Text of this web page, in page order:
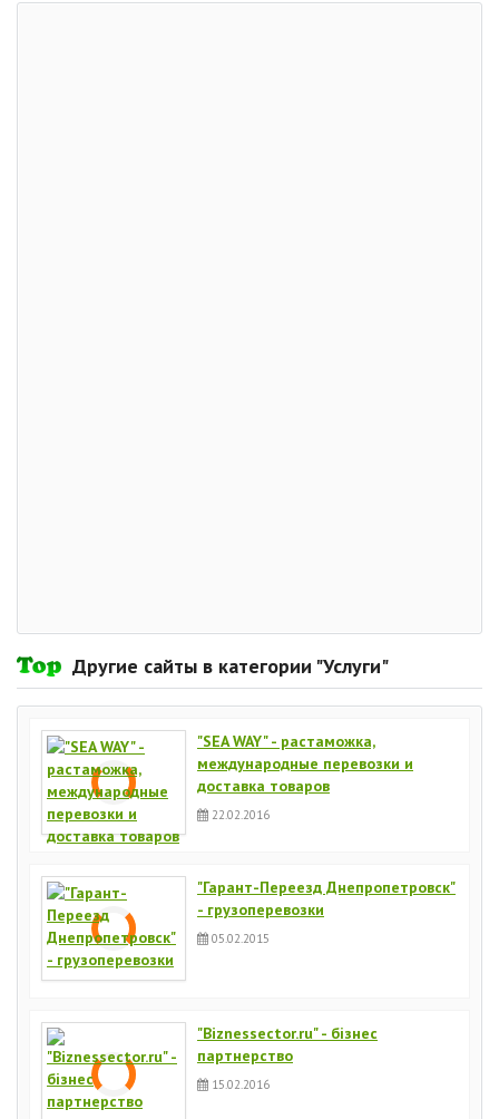
Другие сайты в категории "Услуги"
"SEA WAY" - растаможка,
международные перевозки и
доставка товаров
22.02.2016
"Гарант-Переезд Днепропетровск"
- грузоперевозки
05.02.2015
"Biznessector.ru" - бізнес
партнерство
15.02.2016